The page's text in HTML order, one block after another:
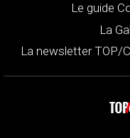
Le guide
La
La newsletter TOP/